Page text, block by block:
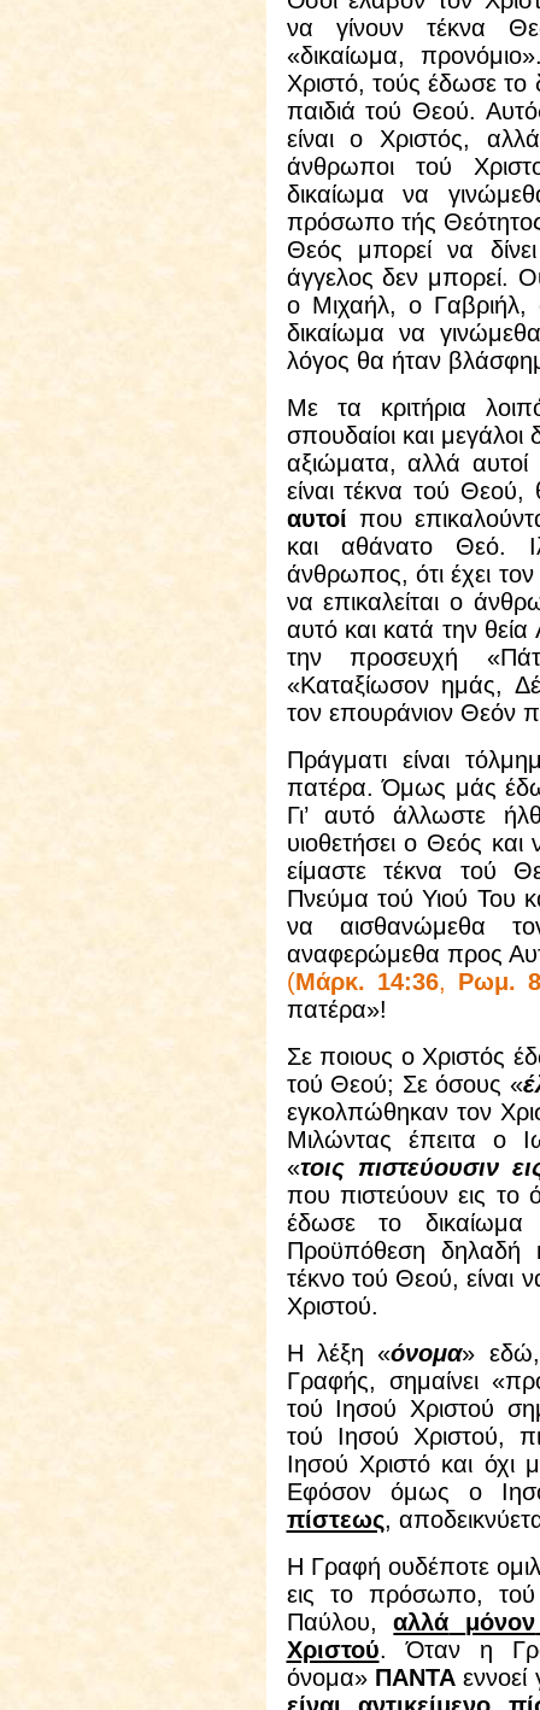
να γίνουν τέκνα
«δικαίωμα,
Χριστό, τούς έδωσε το
παιδιά τού Θεού.
είναι ο Χριστός,
άνθρωποι τού
δικαίωμα να
πρόσωπο τής
Θεός μπορεί να
άγγελος δεν μπορεί.
ο Μιχαήλ, ο
δικαίωμα να
λόγος θα ήταν
Με τα κριτήρια
σπουδαίοι και μεγάλοι
αξιώματα, αλλά αυτοί
είναι τέκνα τού Θεού,
αυτοί που
και αθάνατο Θεό.
άνθρωπος, ότι έχει
να επικαλείται ο
αυτό και κατά την
την προσευχή
«Καταξίωσον ημάς,
τον επουράνιον Θεόν
Πράγματι είναι
πατέρα. Όμως μάς
Γι’ αυτό άλλωστε
υιοθετήσει ο Θεός και
είμαστε τέκνα τού
Πνεύμα τού Υιού Του
να αισθανώμεθα
αναφερώμεθα προς
(Μάρκ. 14:36, Ρωμ.
πατέρα»!
Σε ποιους ο Χριστός
τού Θεού; Σε όσους «
εγκολπώθηκαν τον
Μιλώντας έπειτα ο
«τοις πιστεύουσιν
που πιστεύουν εις
έδωσε το
Προϋπόθεση δηλαδή
τέκνο τού Θεού, είναι
Χριστού.
Η λέξη «όνομα»
Γραφής, σημαίνει
τού Ιησού Χριστού
τού Ιησού Χριστού,
Ιησού Χριστό και
Εφόσον όμως ο
πίστεως,
Η Γραφή ουδέποτε
εις το πρόσωπο,
Παύλου,αλλά
μόνον
Χριστού. Όταν η
όνομα» ΠΑΝΤΑεννοεί